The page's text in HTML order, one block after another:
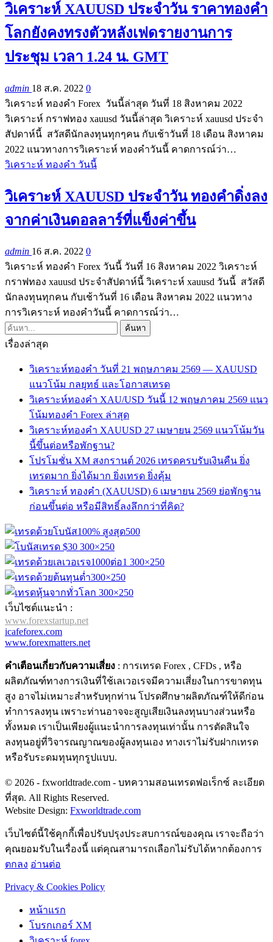
วิเคราะห์ XAUUSD ประจำวัน ราคาทองคำ
โลกยังคงทรงตัวหลังเฟดรายงานการ
ประชุม เวลา 1.24 น. GMT
admin 18 ส.ค. 2022 0
วิเคราะห์ ทองคำ Forex วันนี้ล่าสุด วันที่ 18 สิงหาคม 2022
วิเคราะห์ กราฟทอง xauusd วันนี้ล่าสุด วิเคราะห์ xauusd ประจำ
สัปดาห์นี้ สวัสดีนักลงทุนทุกๆคน กับเช้าวันที่ 18 เดือน สิงหาคม
2022 แนวทางการวิเคราะห์ ทองคำวันนี้ คาดการณ์ว่า…
วิเคราะห์ ทองคำ วันนี้
วิเคราะห์ XAUUSD ประจำวัน ทองคำดิ่งลง
จากค่าเงินดอลลาร์ที่แข็งค่าขึ้น
admin 16 ส.ค. 2022 0
วิเคราะห์ ทองคำ Forex วันนี้ วันที่ 16 สิงหาคม 2022 วิเคราะห์
กราฟทอง xauusd ประจำสัปดาห์นี้ วิเคราะห์ xauusd วันนี้ สวัสดี
นักลงทุนทุกคน กับเช้าวันที่ 16 เดือน สิงหาคม 2022 แนวทาง
การวิเคราะห์ ทองคำวันนี้ คาดการณ์ว่า…
เรื่องล่าสุด
วิเคราะห์ทองคำ วันที่ 21 พฤษภาคม 2569 — XAUUSD
แนวโน้ม กลยุทธ์ และโอกาสเทรด
วิเคราะห์ทองคำ XAU/USD วันนี้ 12 พฤษภาคม 2569 แนว
โน้มทองคำ Forex ล่าสุด
วิเคราะห์ทองคำ XAUUSD 27 เมษายน 2569 แนวโน้มวัน
นี้ขึ้นต่อหรือพักฐาน?
โปรโมชั่น XM สงกรานต์ 2026 เทรดครบรับเงินคืน ยิ่ง
เทรดมาก ยิ่งได้มาก ยิ่งเทรด ยิ่งคุ้ม
วิเคราะห์ ทองคำ (XAUUSD) 6 เมษายน 2569 ย่อพักฐาน
ก่อนขึ้นต่อ หรือมีสิทธิ์ลงลึกกว่าที่คิด?
เว็บไซต์แนะนำ :
www.forexstartup.net
icafeforex.com
www.forexmatters.net
คำเตือนเกี่ยวกับความเสี่ยง : การเทรด Forex , CFDs , หรือ
ผลิตภัณฑ์ทางการเงินที่ใช้เลเวอเรจมีความเสี่ยงในการขาดทุน
สูง อาจไม่เหมาะสำหรับทุกท่าน โปรดศึกษาผลิตภัณฑ์ให้ดีก่อน
ทำการลงทุน เพราะท่านอาจจะสูญเสียเงินลงทุนบางส่วนหรือ
ทั้งหมด เราเป็นเพียงผู้แนะนำการลงทุนเท่านั้น การตัดสินใจ
ลงทุนอยู่ที่วิจารณญาณของผู้ลงทุนเอง ทางเราไม่รับฝากเทรด
หรือรับระดมทุนทุกรูปแบบ.
© 2026 - fxworldtrade.com - บทความสอนเทรดฟอเร็กซ์ ละเอียด
ที่สุด. All Rights Reserved.
Website Design: Fxworldtrade.com
เว็บไซต์นี้ใช้คุกกี้เพื่อปรับปรุงประสบการณ์ของคุณ เราจะถือว่า
คุณยอมรับในเรื่องนี้ แต่คุณสามารถเลือกไม่รับได้หากต้องการ
ตกลง อ่านต่อ
Privacy & Cookies Policy
หน้าแรก
โบรกเกอร์ XM